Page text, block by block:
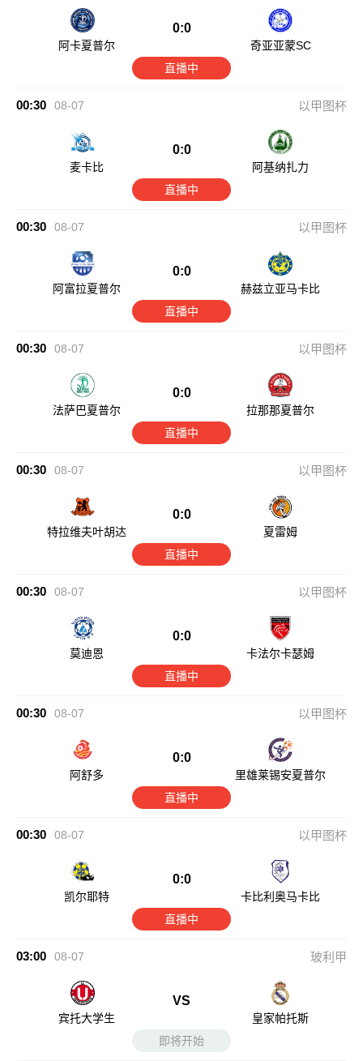
阿卡夏普尔
0:0
奇亚亚蒙SC
直播中
00:30 08-07 以甲图杯
麦卡比
0:0
阿基纳扎力
直播中
00:30 08-07 以甲图杯
阿富拉夏普尔
0:0
赫兹立亚马卡比
直播中
00:30 08-07 以甲图杯
法萨巴夏普尔
0:0
拉那那夏普尔
直播中
00:30 08-07 以甲图杯
特拉维夫叶胡达
0:0
夏雷姆
直播中
00:30 08-07 以甲图杯
莫迪恩
0:0
卡法尔卡瑟姆
直播中
00:30 08-07 以甲图杯
阿舒多
0:0
里雄莱锡安夏普尔
直播中
00:30 08-07 以甲图杯
凯尔耶特
0:0
卡比利奥马卡比
直播中
03:00 08-07 玻利甲
宾托大学生
VS
皇家帕托斯
即将开始